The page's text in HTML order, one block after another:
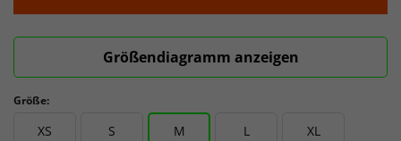
Größendiagramm anzeigen
Größe:
XS S M L XL